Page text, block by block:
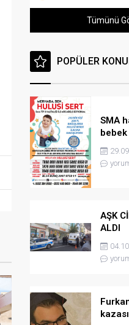
Tümünü
POPÜLER
SMA
AŞK
ALDI